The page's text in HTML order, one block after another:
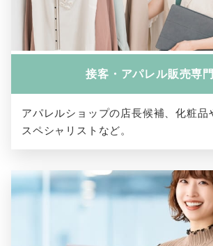
接客・アパレル販売専
アパレルショップの店長候補、化粧品
スペシャリストなど。